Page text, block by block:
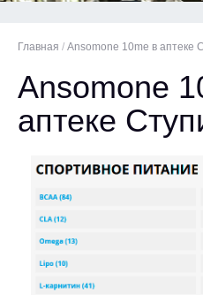
Главная / Ansomone 10me в аптеке
Ansomone
аптеке